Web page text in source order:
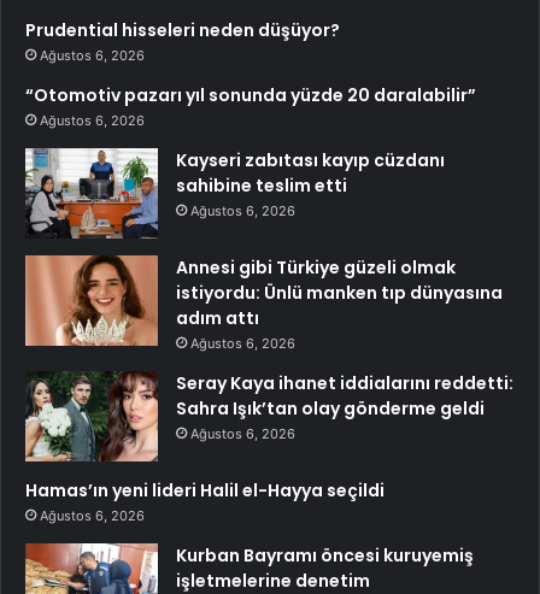
Prudential hisseleri neden düşüyor?
Ağustos 6, 2026
“Otomotiv pazarı yıl sonunda yüzde 20 daralabilir”
Ağustos 6, 2026
Kayseri zabıtası kayıp cüzdanı
sahibine teslim etti
Ağustos 6, 2026
Annesi gibi Türkiye güzeli olmak
istiyordu: Ünlü manken tıp dünyasına
adım attı
Ağustos 6, 2026
Seray Kaya ihanet iddialarını reddetti:
Sahra Işık’tan olay gönderme geldi
Ağustos 6, 2026
Hamas’ın yeni lideri Halil el-Hayya seçildi
Ağustos 6, 2026
Kurban Bayramı öncesi kuruyemiş
işletmelerine denetim